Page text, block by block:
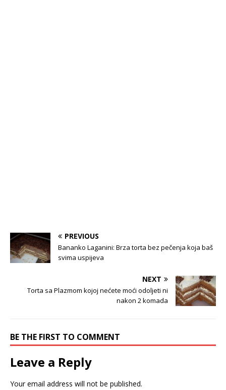
PREVIOUS
Bananko Laganini: Brza torta bez pečenja koja baš
svima uspijeva
NEXT
Torta sa Plazmom kojoj nećete moći odoljeti ni
nakon 2 komada
BE THE FIRST TO COMMENT
Leave a Reply
Your email address will not be published.